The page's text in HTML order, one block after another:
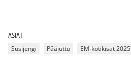
ASIAT
Susijengi Pääjuttu EM-kotikisat 2025